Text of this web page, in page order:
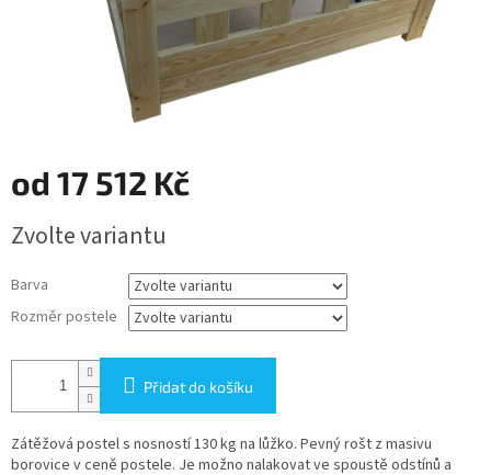
od 17 512 Kč
cena:
Zvolte variantu
Barva
Rozměr postele
Přidat do košíku
Zátěžová postel s nosností 130 kg na lůžko. Pevný rošt z masivu
borovice v ceně postele. Je možno nalakovat ve spoustě odstínů a